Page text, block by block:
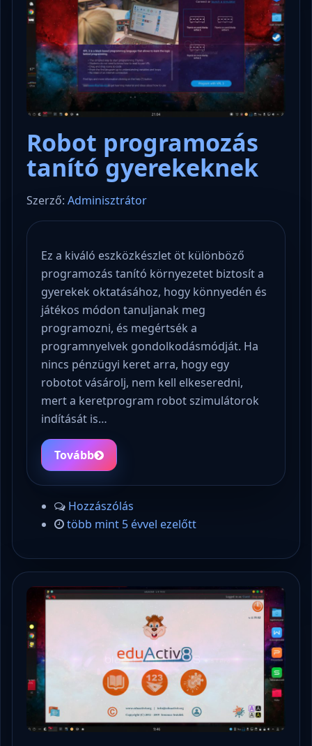
Robot programozás
tanító gyerekeknek
Szerző: Adminisztrátor
Ez a kiváló eszközkészlet öt különböző
programozás tanító környezetet biztosít a
gyerekek oktatásához, hogy könnyedén és
játékos módon tanuljanak meg
programozni, és megértsék a
programnyelvek gondolkodásmódját. Ha
nincs pénzügyi keret arra, hogy egy
robotot vásárolj, nem kell elkeseredni,
mert a keretprogram robot szimulátorok
indítását is…
Tovább
Hozzászólás
több mint 5 évvel ezelőtt